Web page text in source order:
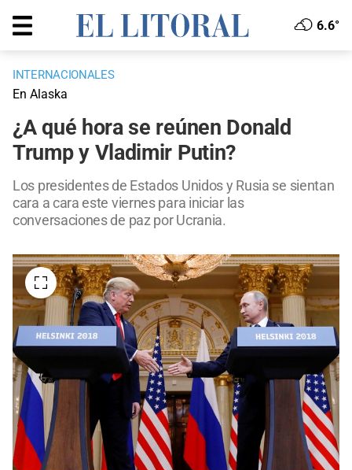
6.6°
INTERNACIONALES
En Alaska
¿A qué hora se reúnen Donald
Trump y Vladimir Putin?
Los presidentes de Estados Unidos y Rusia se sientan
cara a cara este viernes para iniciar las
conversaciones de paz por Ucrania.